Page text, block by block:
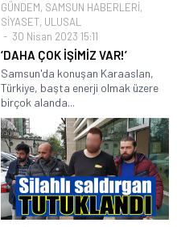
GÜNDEM, SAMSUN HABERLERİ,
SİYASET, ULUSAL
30 Nisan 2023 15:11
‘DAHA ÇOK İŞİMİZ VAR!’
Samsun'da konuşan Karaaslan,
Türkiye, başta enerji olmak üzere
birçok alanda...